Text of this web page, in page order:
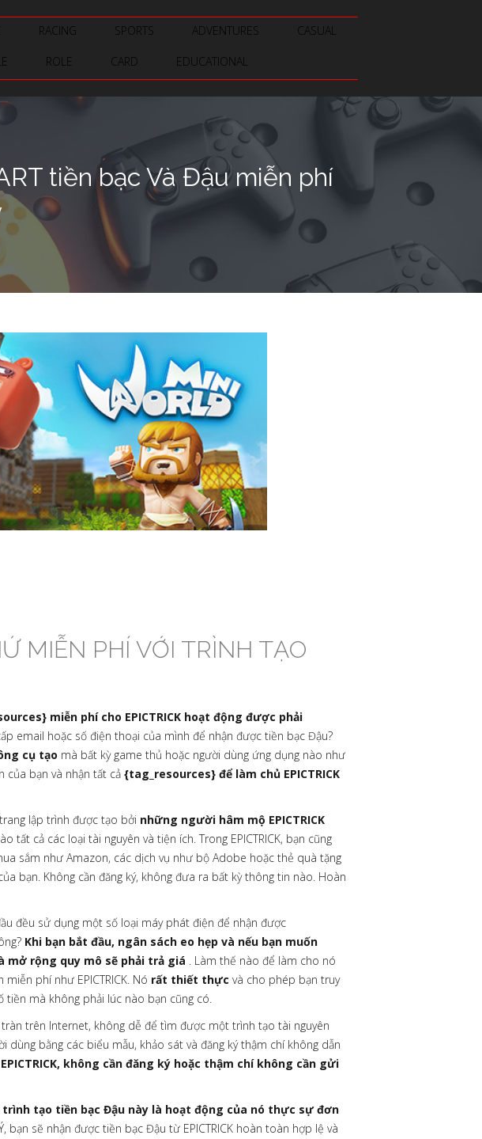
RACING SPORTS ADVENTURES CASUAL
ROLE CARD EDUCATIONAL
tiền bạc Và Đậu miễn phí
MIỄN PHÍ VỚI TRÌNH TẠO
miễn phí cho EPICTRICK hoạt động được phải
email hoặc số điện thoại của mình để nhận được tiền bạc Đậu?
cụ tạo mà bất kỳ game thủ hoặc người dùng ứng dụng nào như
của bạn và nhận tất cả {tag_resources} để làm chủ EPICTRICK
lập trình được tạo bởi những người hâm mộ EPICTRICK
tất cả các loại tài nguyên và tiện ích. Trong EPICTRICK, bạn cũng
sắm như Amazon, các dịch vụ như bộ Adobe hoặc thẻ quà tặng
bạn. Không cần đăng ký, không đưa ra bất kỳ thông tin nào. Hoàn
đều sử dụng một số loại máy phát điện để nhận được
Khi bạn bắt đầu, ngân sách eo hẹp và nếu bạn muốn
mở rộng quy mô sẽ phải trả giá . Làm thế nào để làm cho nó
phí như EPICTRICK. Nó rất thiết thực và cho phép bạn truy
tiền mà không phải lúc nào bạn cũng có.
trên Internet, không dễ để tìm được một trình tạo tài nguyên
dùng bằng các biểu mẫu, khảo sát và đăng ký thậm chí không dẫn
không cần đăng ký hoặc thậm chí không cần gửi
tạo tiền bạc Đậu này là hoạt động của nó thực sự đơn
bạn sẽ nhận được tiền bạc Đậu từ EPICTRICK hoàn toàn hợp lệ và